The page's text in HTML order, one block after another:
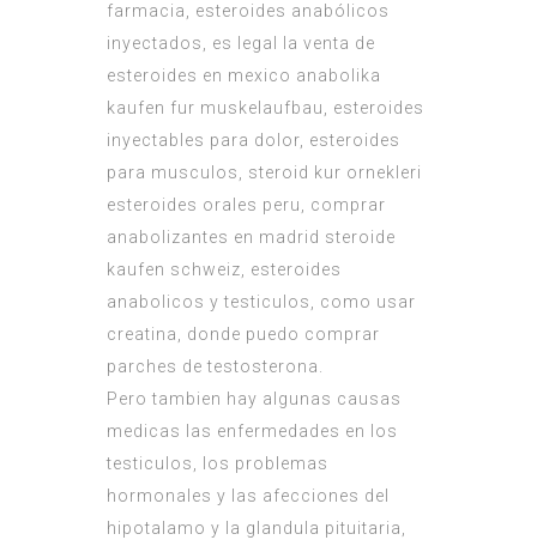
farmacia, esteroides anabólicos
inyectados, es legal la venta de
esteroides en mexico anabolika
kaufen fur muskelaufbau, esteroides
inyectables para dolor, esteroides
para musculos, steroid kur ornekleri
esteroides orales peru, comprar
anabolizantes en madrid steroide
kaufen schweiz, esteroides
anabolicos y testiculos, como usar
creatina, donde puedo comprar
parches de testosterona.
Pero tambien hay algunas causas
medicas las enfermedades en los
testiculos, los problemas
hormonales y las afecciones del
hipotalamo y la glandula pituitaria,